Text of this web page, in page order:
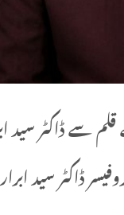
ڈاکٹر سید
16 اپریل 2026 کو